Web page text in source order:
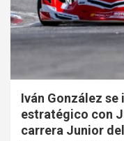
Iván González
estratégico con
carrera Junior